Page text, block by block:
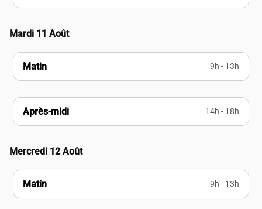
Mardi 11 Août
Matin 9h - 13h
Après-midi 14h - 18h
Mercredi 12 Août
Matin 9h - 13h